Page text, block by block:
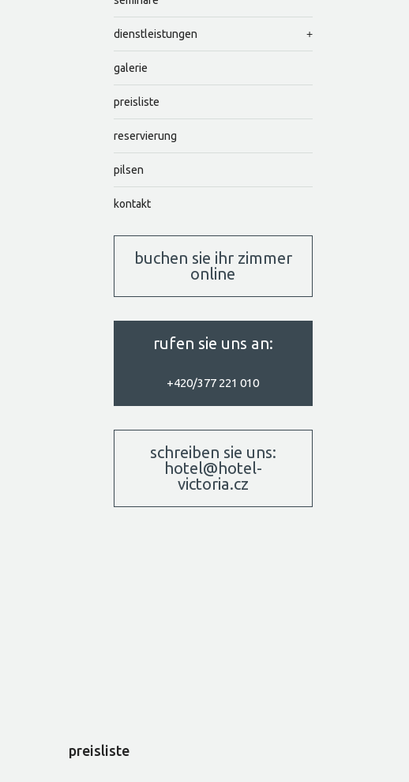
dienstleistungen
galerie
preisliste
reservierung
pilsen
kontakt
buchen sie ihr zimmer
online
rufen sie uns an:
+420/377 221 010
schreiben sie uns:
hotel@hotel-
victoria.cz
preisliste